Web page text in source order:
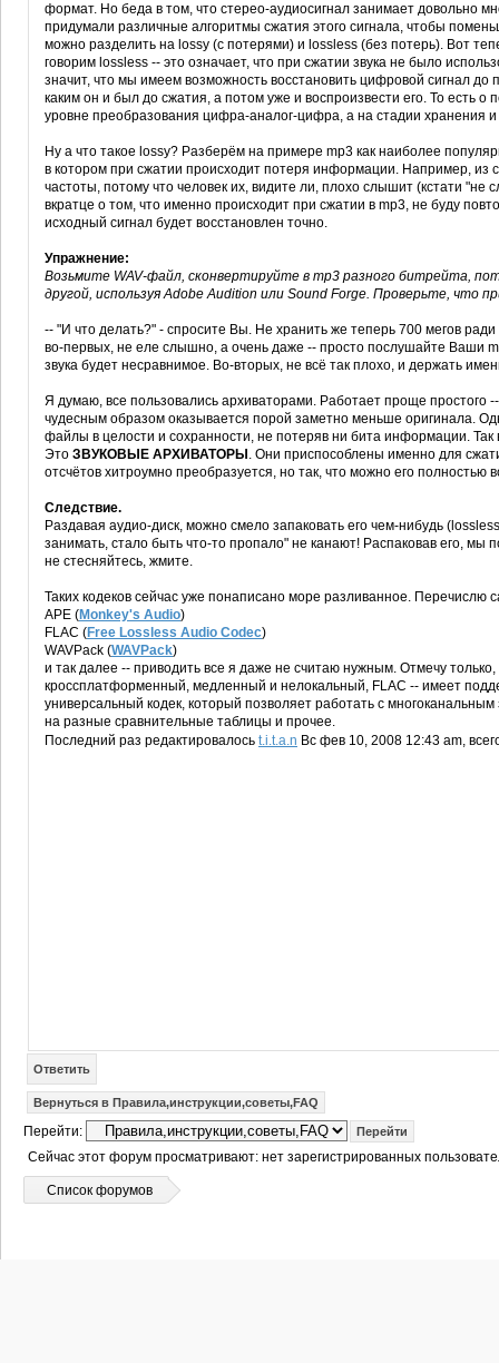
формат. Но беда в том, что стерео-аудиосигнал занимает довольно
придумали различные алгоритмы сжатия этого сигнала, чтобы
можно разделить на lossy (с потерями) и lossless (без потерь). Вот
говорим lossless -- это означает, что при сжатии звука не было
значит, что мы имеем возможность восстановить цифровой сигнал до
каким он и был до сжатия, а потом уже и воспроизвести его. То есть о
уровне преобразования цифра-аналог-цифра, а на стадии хранения
Ну а что такое lossy? Разберём на примере mp3 как наиболее
в котором при сжатии происходит потеря информации. Например, из
частоты, потому что человек их, видите ли, плохо слышит (кстати
вкратце о том, что именно происходит при сжатии в mp3, не буду
исходный сигнал будет восстановлен точно.
Упражнение:
Возьмите WAV-файл, сконвертируйте в mp3 разного битрейта,
другой, используя Adobe Audition или Sound Forge. Проверьте, что
-- "И что делать?" - спросите Вы. Не хранить же теперь 700 мегов
во-первых, не еле слышно, а очень даже -- просто послушайте Ваши
звука будет несравнимое. Во-вторых, не всё так плохо, и держать
Я думаю, все пользовались архиваторами. Работает проще
чудесным образом оказывается порой заметно меньше оригинала.
файлы в целости и сохранности, не потеряв ни бита информации.
Это ЗВУКОВЫЕ АРХИВАТОРЫ . Они приспособлены именно для
отсчётов хитроумно преобразуется, но так, что можно его полностью
Следствие.
Раздавая аудио-диск, можно смело запаковать его чем-нибудь
занимать, стало быть что-то пропало" не канают! Распаковав его, мы
не стесняйтесь, жмите.
Таких кодеков сейчас уже понаписано море разливанное. Перечислю
APE (Monkey's Audio)
FLAC (Free Lossless Audio Codec)
WAVPack (WAVPack)
и так далее -- приводить все я даже не считаю нужным. Отмечу
кроссплатформенный, медленный и нелокальный, FLAC -- имеет
универсальный кодек, который позволяет работать с
на разные сравнительные таблицы и прочее.
Последний раз редактировалось t.i.t.a.n Вс фев 10, 2008 12:43 am,
Ответить
Вернуться в Правила,инструкции,советы,FAQ
Перейти:
Сейчас этот форум просматривают: нет зарегистрированных
Список форумов